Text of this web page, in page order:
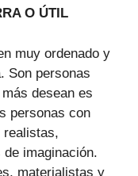
O ÚTIL
muy ordenado y
Son personas
desean es
personas con
realistas,
imaginación.
materialistas y